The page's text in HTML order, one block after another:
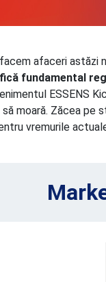
afaceri astăzi
fundamental
ESSENS
moară. Zăcea pe
vremurile